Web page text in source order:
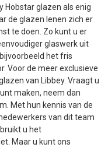
Hobstar glazen als enig
de glazen lenen zich er
te doen. Zo kunt u er
glaswerk uit
het fris
Voor de meer exclusieve
van Libbey. Vraagt u
maken, neem dan
Met hun kennis van de
van dit team
u het
Maar u kunt ons